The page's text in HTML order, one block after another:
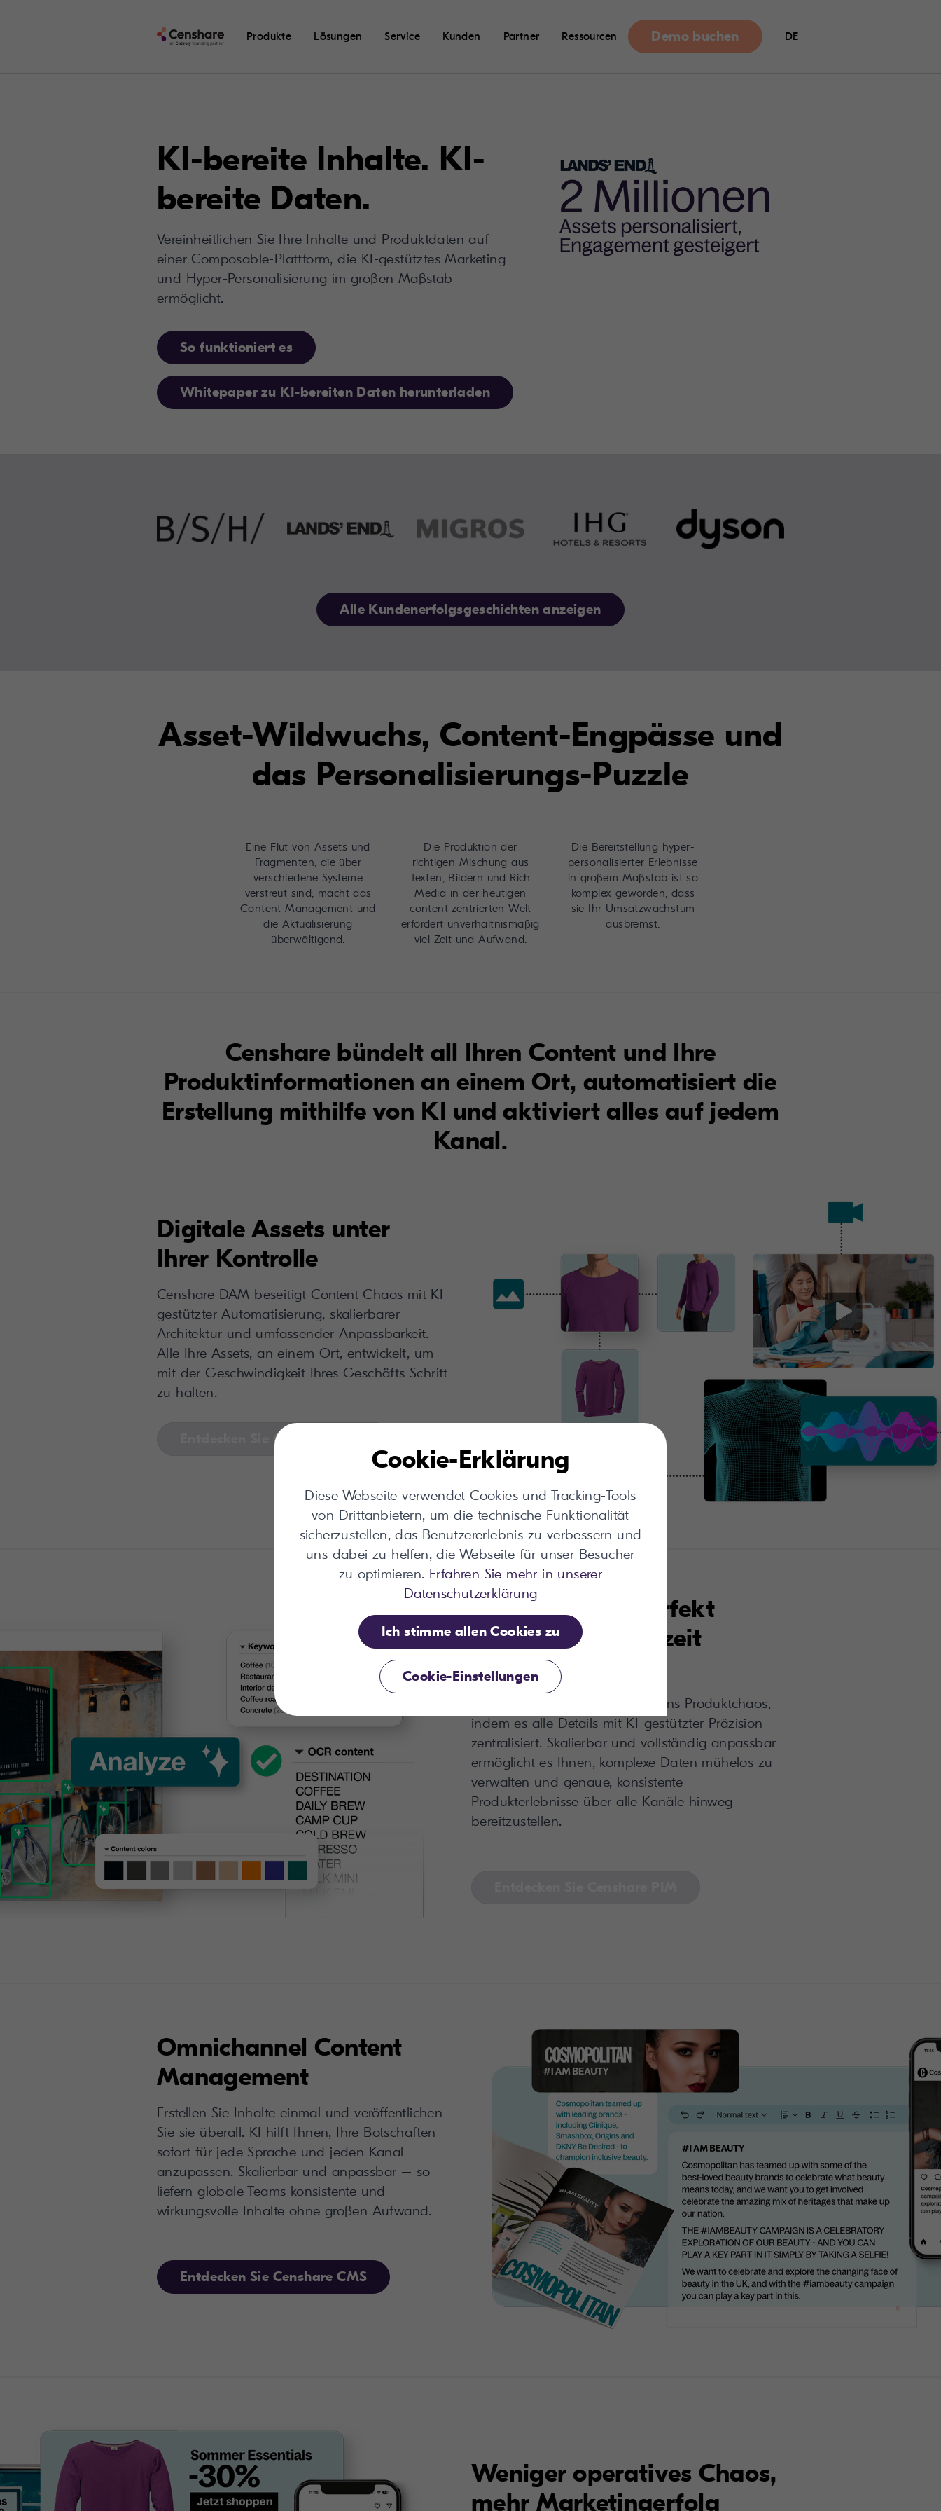
Produkte Lösungen Service Kunden Partner Ressourcen Demo buchen DE
KI-bereite Inhalte. KI-
bereite Daten.
Vereinheitlichen Sie Ihre Inhalte und Produktdaten auf
einer Composable-Plattform, die KI-gestütztes Marketing
und Hyper-Personalisierung im großen Maßstab
ermöglicht.
So funktioniert es
Whitepaper zu KI-bereiten Daten herunterladen
Alle Kundenerfolgsgeschichten anzeigen
Asset-Wildwuchs, Content-Engpässe und
das Personalisierungs-Puzzle
Eine Flut von Assets und
Fragmenten, die über
verschiedene Systeme
verstreut sind, macht das
Content-Management und
die Aktualisierung
überwältigend.
Die Produktion der
richtigen Mischung aus
Texten, Bildern und Rich
Media in der heutigen
content-zentrierten Welt
erfordert unverhältnismäßig
viel Zeit und Aufwand.
Die Bereitstellung hyper-
personalisierter Erlebnisse
in großem Maßstab ist so
komplex geworden, dass
sie Ihr Umsatzwachstum
ausbremst.
Censhare bündelt all Ihren Content und Ihre
Produktinformationen an einem Ort, automatisiert die
Erstellung mithilfe von KI und aktiviert alles auf jedem
Kanal.
Digitale Assets unter
Ihrer Kontrolle
Censhare DAM beseitigt Content-Chaos mit KI-
gestützter Automatisierung, skalierbarer
Architektur und umfassender Anpassbarkeit.
Alle Ihre Assets, an einem Ort, entwickelt, um
mit der Geschwindigkeit Ihres Geschäfts Schritt
zu halten.
Entdecken Sie Censhare DAM
Produktdaten perfekt
organisiert, jederzeit
verfügbar
Censhare PIM bringt Ordnung ins Produktchaos,
indem es alle Details mit KI-gestützter Präzision
zentralisiert. Skalierbar und vollständig anpassbar
ermöglicht es Ihnen, komplexe Daten mühelos zu
verwalten und genaue, konsistente
Produkterlebnisse über alle Kanäle hinweg
Omnichannel Content
Management
Erstellen Sie Inhalte einmal und veröffentlichen
Sie sie überall. KI hilft Ihnen, Ihre Botschaften
sofort für jede Sprache und jeden Kanal
anzupassen. Skalierbar und anpassbar – so
liefern globale Teams konsistente und
Entdecken Sie Censhare CMS
Weniger operatives Chaos,
mehr Marketingerfolg
Cookie-Erklärung
Diese Webseite verwendet Cookies und Tracking-Tools
von Drittanbietern, um die technische Funktionalität
sicherzustellen, das Benutzererlebnis zu verbessern und
uns dabei zu helfen, die Webseite für unser Besucher
zu optimieren. Erfahren Sie mehr in unserer
Datenschutzerklärung
Ich stimme allen Cookies zu
Cookie-Einstellungen